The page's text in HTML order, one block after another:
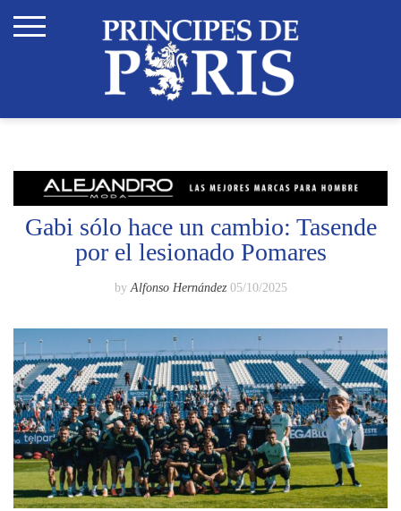
Gabi sólo hace un cambio: Tasende
por el lesionado Pomares
by Alfonso Hernández 05/10/2025